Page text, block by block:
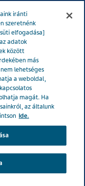
oldal
iránti
szeretnénk
elfogadása]
adatok
között
más
lehetséges
a weboldal,
magát. Ha
az általunk
ide.